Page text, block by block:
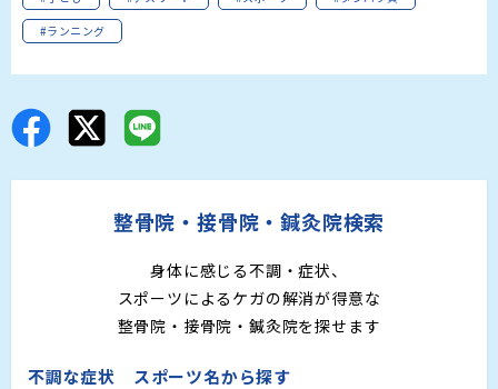
#ランニング
整骨院・接骨院・鍼灸院検索
身体に感じる不調・症状、
スポーツによるケガの解消が得意な
整骨院・接骨院・鍼灸院を探せます
不調な症状 スポーツ名から探す